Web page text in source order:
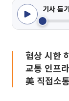
기사 듣기
협상 시한
교통 인프
美 직접소